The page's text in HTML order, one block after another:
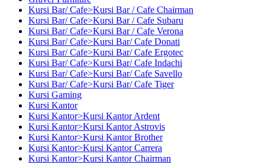
Kursi Bar/ Cafe>Kursi Bar / Cafe Chairman
Kursi Bar/ Cafe>Kursi Bar / Cafe Subaru
Kursi Bar/ Cafe>Kursi Bar / Cafe Verona
Kursi Bar/ Cafe>Kursi Bar/ Cafe Donati
Kursi Bar/ Cafe>Kursi Bar/ Cafe Ergotec
Kursi Bar/ Cafe>Kursi Bar/ Cafe Indachi
Kursi Bar/ Cafe>Kursi Bar/ Cafe Savello
Kursi Bar/ Cafe>Kursi Bar/ Cafe Tiger
Kursi Gaming
Kursi Kantor
Kursi Kantor>Kursi Kantor Ardent
Kursi Kantor>Kursi Kantor Astrovis
Kursi Kantor>Kursi Kantor Brother
Kursi Kantor>Kursi Kantor Carrera
Kursi Kantor>Kursi Kantor Chairman